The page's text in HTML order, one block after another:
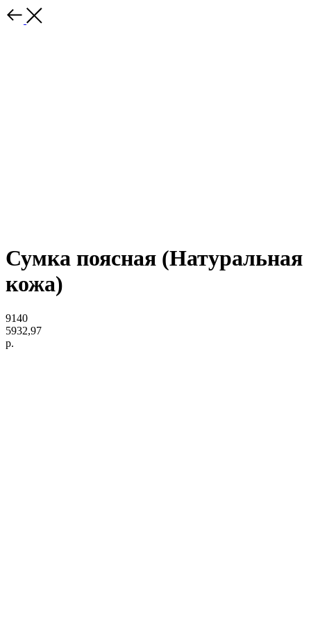
Сумка поясная (Натуральная
кожа)
9140
5932,97
р.